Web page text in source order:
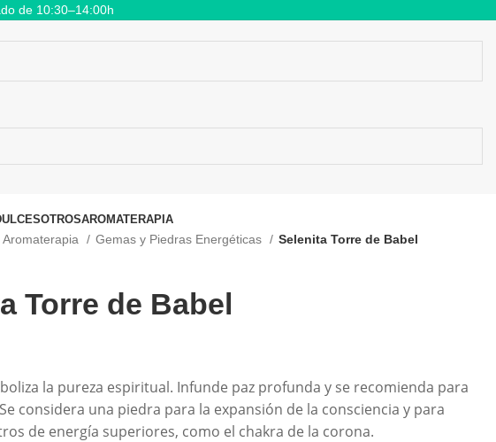
de 10:30–14:00h
OTROSAROMATERAPIA
Aromaterapia Gemas y Piedras Energéticas
Selenita Torre de Babel
Torre de Babel
la pureza espiritual. Infunde paz profunda y se recomienda para
considera una piedra para la expansión de la consciencia y para
de energía superiores, como el chakra de la corona.